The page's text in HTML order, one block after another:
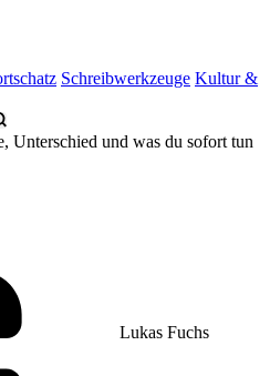
Schreibwerkzeuge Kultur &
Unterschied und was du sofort tun
Lukas Fuchs